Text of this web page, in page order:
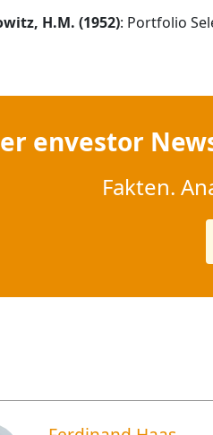
H.M. (1952): Portfolio
envestor
Fakten.